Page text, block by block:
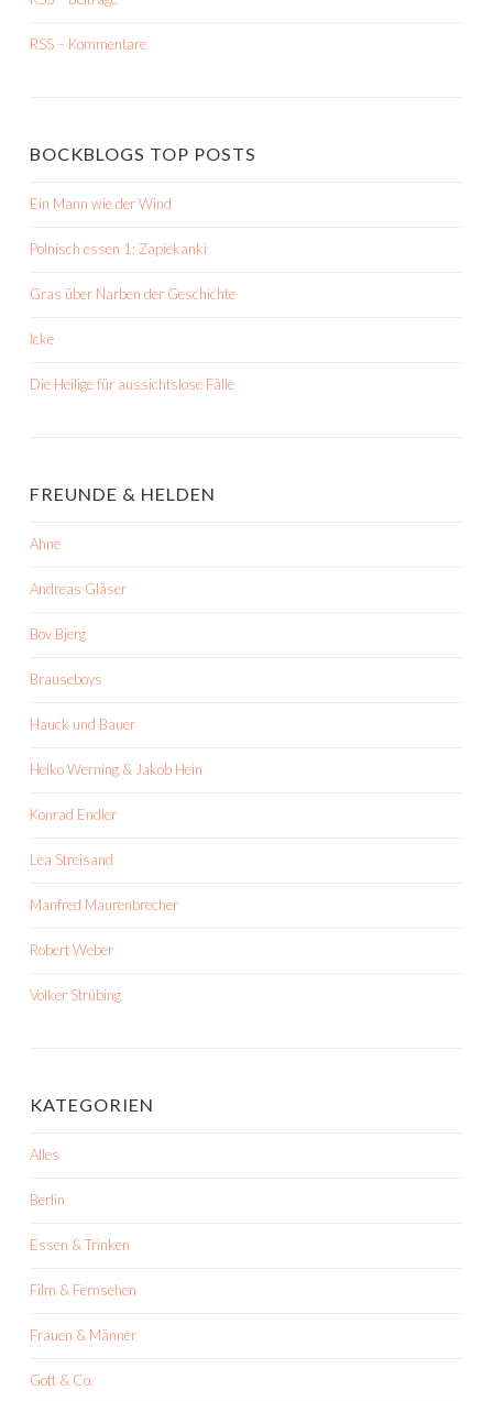
RSS – Kommentare
BOCKBLOGS TOP POSTS
Ein Mann wie der Wind
Polnisch essen 1: Zapiekanki
Gras über Narben der Geschichte
Icke
Die Heilige für aussichtslose Fälle
FREUNDE & HELDEN
Ahne
Andreas Gläser
Bov Bjerg
Brauseboys
Hauck und Bauer
Heiko Werning & Jakob Hein
Konrad Endler
Lea Streisand
Manfred Maurenbrecher
Robert Weber
Volker Strübing
KATEGORIEN
Alles
Berlin
Essen & Trinken
Film & Fernsehen
Frauen & Männer
Gott & Co.